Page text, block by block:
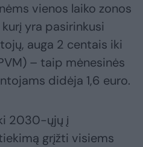
vienos laiko zonos
yra pasirinkusi
auga 2 centais iki
– taip mėnesinės
didėja 1,6 euro.
2030-ųjų į
grįžti visiems